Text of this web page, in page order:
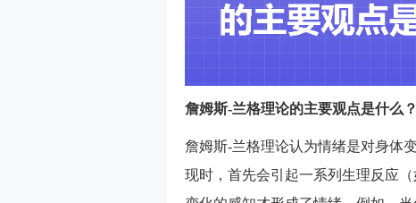
詹姆斯-兰格理论的主要观点是什么
詹姆斯-兰格理论认为情绪是对身体
现时，首先会引起一系列生理反应